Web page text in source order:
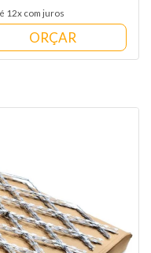
12x com juros
ORÇAR